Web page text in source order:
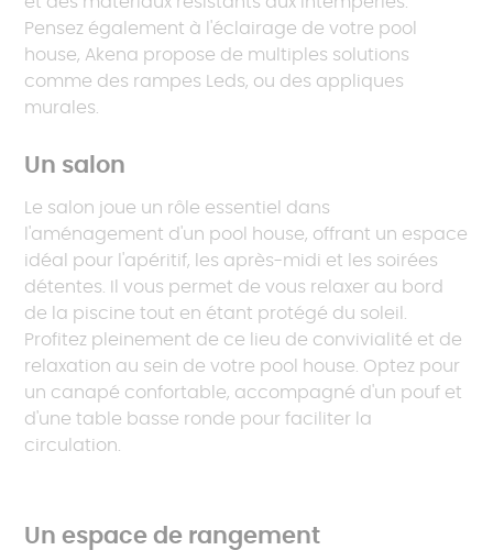
Pensez également à l'éclairage de votre pool
house, Akena propose de multiples solutions
comme des rampes Leds, ou des appliques
murales.
Un salon
Le salon joue un rôle essentiel dans
l'aménagement d'un pool house, offrant un espace
idéal pour l'apéritif, les après-midi et les soirées
détentes. Il vous permet de vous relaxer au bord
de la piscine tout en étant protégé du soleil.
Profitez pleinement de ce lieu de convivialité et de
relaxation au sein de votre pool house. Optez pour
un canapé confortable, accompagné d'un pouf et
d'une table basse ronde pour faciliter la
circulation.
Un espace de rangement